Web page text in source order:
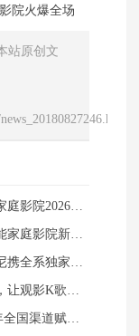
院火爆全场
站原创文
亚展圆满收官！
内外客户好评不断
声光智能新体验！
更随心所欲！
小度圆满落幕！